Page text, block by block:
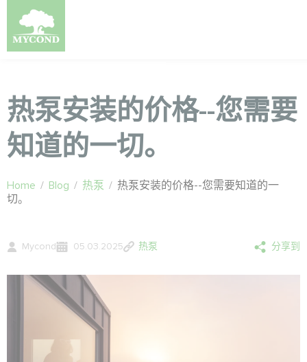
热泵安装的价格--您需要
知道的一切。
Home / Blog / 热泵 / 热泵安装的价格--您需要知道的一
切。
Mycond 05.03.2025 热泵 分享到